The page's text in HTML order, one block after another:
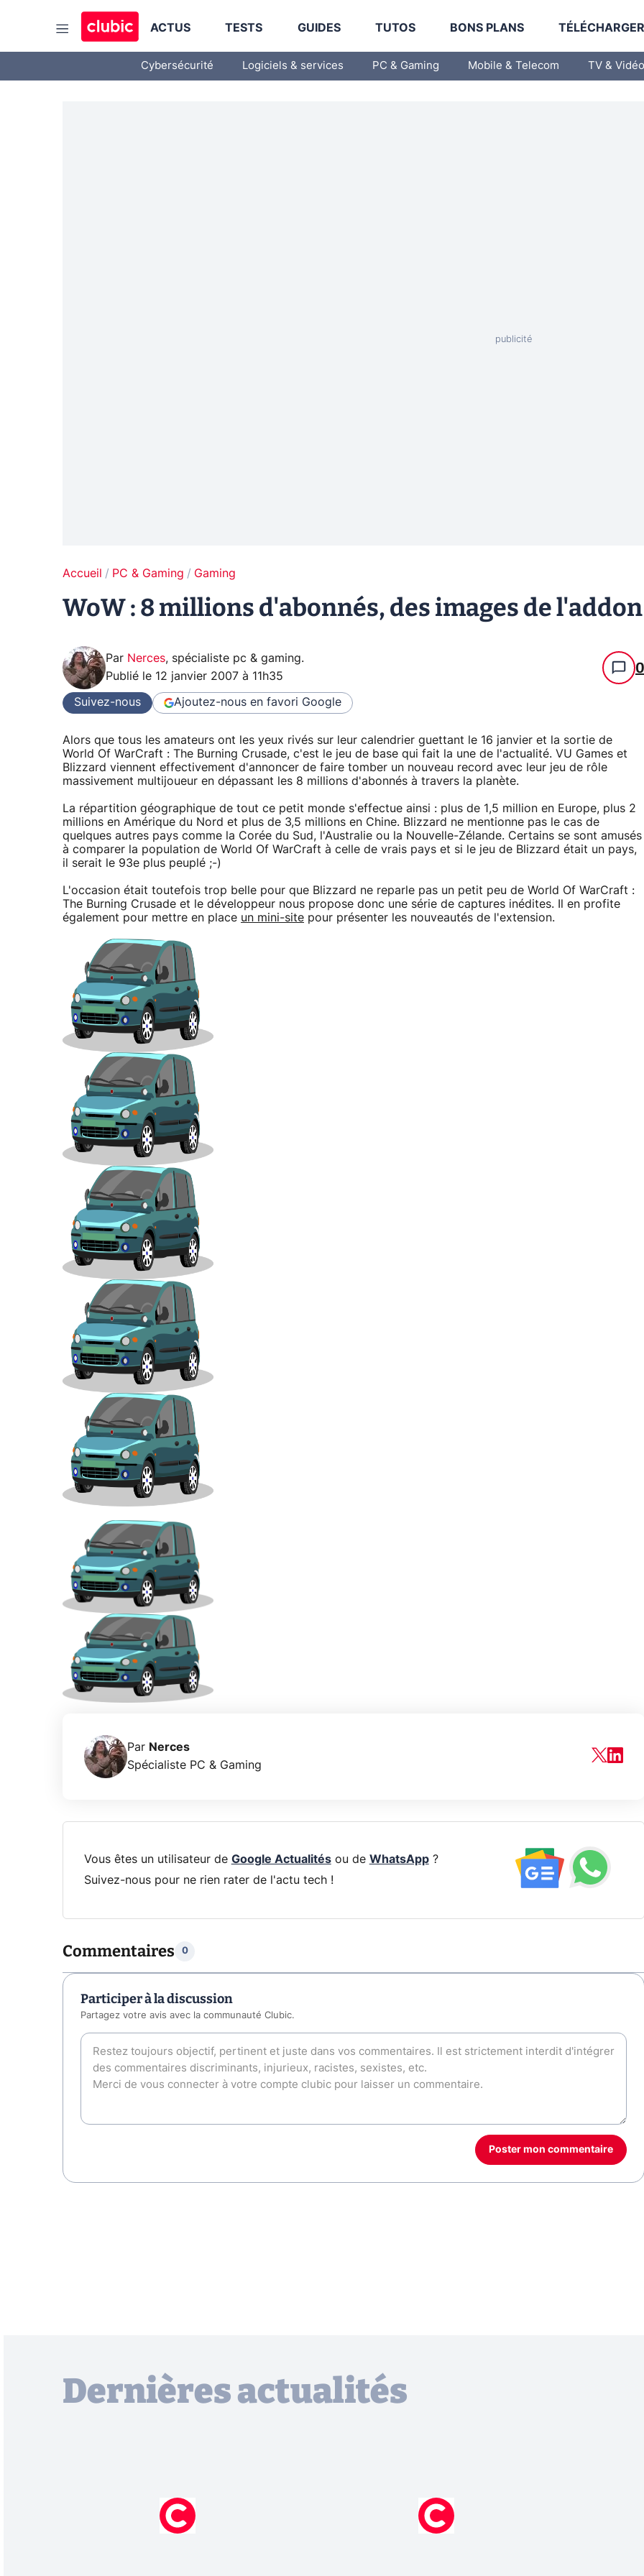
ACTUS TESTS GUIDES TUTOS BONS PLANS
Cybersécurité Logiciels & services PC & Gaming Mobile & Telecom TV & Vidéo
Accueil PC & Gaming Gaming
WoW : 8 millions d'abonnés, des images de l'addon
Par Nerces, spécialiste pc & gaming.
Publié le 12 janvier 2007 à 11h35 0
Suivez-nous Ajoutez-nous en favori Google
Alors que tous les amateurs ont les yeux rivés sur leur calendrier guettant le 16 janvier et la sortie de
World Of WarCraft : The Burning Crusade, c'est le jeu de base qui fait la une de l'actualité. VU Games et
Blizzard viennent effectivement d'annoncer de faire tomber un nouveau record avec leur jeu de rôle
massivement multijoueur en dépassant les 8 millions d'abonnés à travers la planète.
La répartition géographique de tout ce petit monde s'effectue ainsi : plus de 1,5 million en Europe, plus 2
millions en Amérique du Nord et plus de 3,5 millions en Chine. Blizzard ne mentionne pas le cas de
quelques autres pays comme la Corée du Sud, l'Australie ou la Nouvelle-Zélande. Certains se sont amusés
à comparer la population de World Of WarCraft à celle de vrais pays et si le jeu de Blizzard était un pays,
il serait le 93e plus peuplé ;-)
L'occasion était toutefois trop belle pour que Blizzard ne reparle pas un petit peu de World Of WarCraft :
The Burning Crusade et le développeur nous propose donc une série de captures inédites. Il en profite
également pour mettre en place un mini-site pour présenter les nouveautés de l'extension.
Par Nerces
Spécialiste PC & Gaming
Vous êtes un utilisateur de Google Actualitésou de WhatsApp?
Suivez-nous pour ne rien rater de l'actu tech !
Commentaires 0
Participer à la discussion
Partagez votre avis avec la communauté Clubic.
Poster mon commentaire
Dernières actualités